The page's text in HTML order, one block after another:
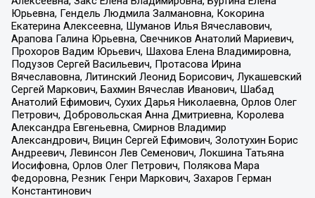
Юрьевна, Гендель Людмила Залмановна, Кокорина
Екатерина Алексеевна, Шуманов Илья Вячеславович,
Арапова Галина Юрьевна, Свечников Анатолий Мариевич,
Прохоров Вадим Юрьевич, Шахова Елена Владимировна,
Подузов Сергей Васильевич, Протасова Ирина
Вячеславовна, Литинский Леонид Борисович, Лукашевский
Сергей Маркович, Бахмин Вячеслав Иванович, Шабад
Анатолий Ефимович, Сухих Дарья Николаевна, Орлов Олег
Петрович, Добровольская Анна Дмитриевна, Королева
Александра Евгеньевна, Смирнов Владимир
Александрович, Вицин Сергей Ефимович, Золотухин Борис
Андреевич, Левинсон Лев Семенович, Локшина Татьяна
Иосифовна, Орлов Олег Петрович, Полякова Мара
Федоровна, Резник Генри Маркович, Захаров Герман
Константинович